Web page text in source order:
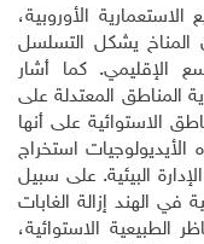
الأوروبية،
التسلسل
كما أشار
على
على أنها
استخراج
على سبيل
الغابات